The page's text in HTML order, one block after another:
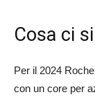
Cosa ci
Per il 2024
con un core per